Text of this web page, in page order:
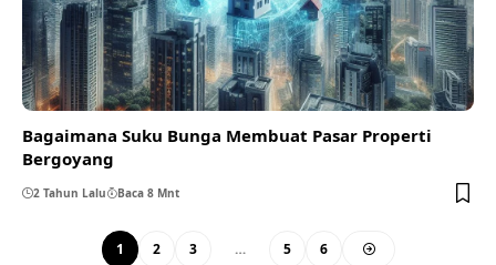
Bagaimana Suku Bunga Membuat Pasar Properti
Bergoyang
2 Tahun Lalu Baca 8 Mnt
1 2 3 … 5 6